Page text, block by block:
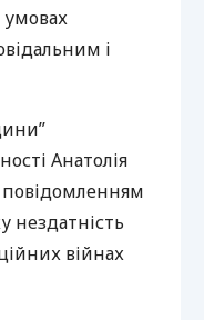
і
Анатолія
повідомленням
нездатність
війнах